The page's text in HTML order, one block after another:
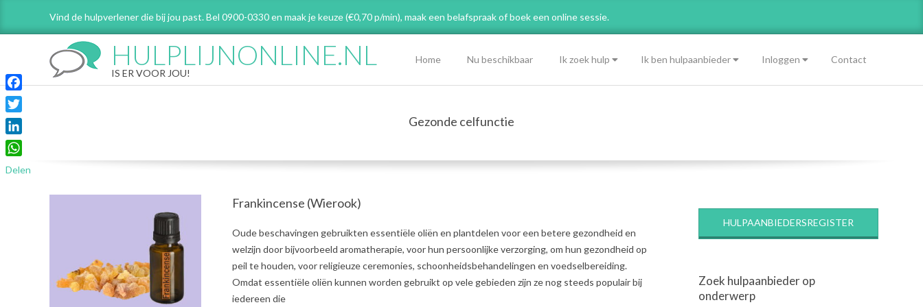
Vind de hulpverlener die bij jou past. Bel 0900-0330 en maak je keuze (€0,70 p/min), maak een belafspraakof boek een online sessie.
HULPLIJNONLINE.NL
IS ER VOOR JOU!
Menu
Home Nu beschikbaar Ik zoek hulp Ik ben hulpaanbieder Inloggen Contact
Gezonde celfunctie
Frankincense (Wierook)
2021-
07-
Oude beschavingen gebruikten essentiële oliën en plantdelen voor een betere gezondheid en
welzijn door bijvoorbeeld aromatherapie, voor hun persoonlijke verzorging, om hun gezondheid op
peil te houden, voor religieuze ceremonies, schoonheidsbehandelingen en voedselbereiding.
Omdat essentiële oliën kunnen worden gebruikt op vele gebieden zijn ze nog steeds populair bij
iedereen die
HULPAANBIEDERSREGISTER
Zoek hulpaanbieder op
onderwerp
Facebook
Twitter
LinkedIn
WhatsApp
Delen